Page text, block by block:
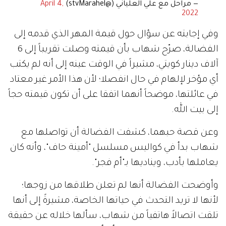
— مراحل مع علي العلياني (@stvMarahel)
April 4,
2022
وفي إجابته عن سؤال حول قيمة المهر الذي قدمه إلى
الفضالة، صرّح شهاب بأن قيمته وصلت تقريباً إلى 6
آلاف دينار كويتي، مشيراً في الوقت عينه إلى أنه لم يكتب
أي مؤخر لإلهام في حال انفصلا؛ لأن هذا الأمر غير معتاد
في عائلتها، موضحاً أنهما اتفقا على أن تكون قيمته حجاً
إلى بيت الله.
وعن قصة حبهما، كشفت الفضالة أن تواصلها مع
شهاب بدأ في كواليس مسلسل "أمينة حاف"، وأنه كان
يعاملها بأدب، ويناديها بـ"أم فجر".
وأوضحت الفضالة أنها لم تعلن طلاقها من زوجها؛
لأنها لا تريد التحدث في حياتها الخاصة، مشيرةً إلى أنها
تلقت اتصالاً هاتفياً من شهاب، سألها خلاله عن حقيقة